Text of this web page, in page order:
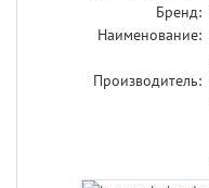
Бренд:
Наименование:
Производитель: